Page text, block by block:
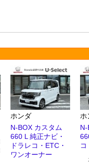
ホンダ
N-BOX カスタム
660 L 純正ナビ・
ドラレコ・ETC・
ワンオーナー
ホ